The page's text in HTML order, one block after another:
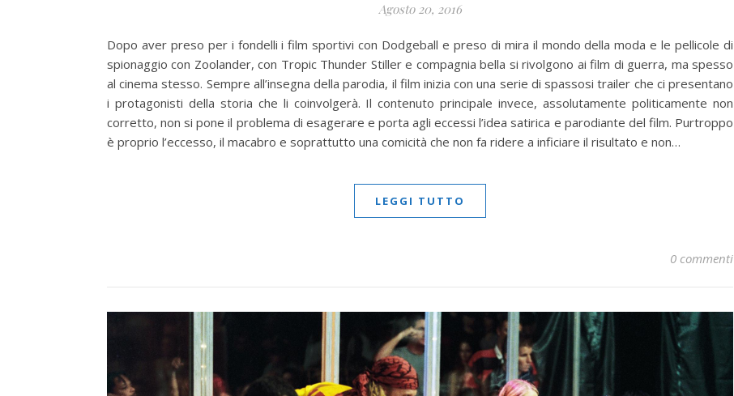
Agosto 20, 2016
Dopo aver preso per i fondelli i film sportivi con Dodgeball e preso di mira il mondo della moda e le pellicole di
spionaggio con Zoolander, con Tropic Thunder Stiller e compagnia bella si rivolgono ai film di guerra, ma spesso
al cinema stesso. Sempre all’insegna della parodia, il film inizia con una serie di spassosi trailer che ci presentano
i protagonisti della storia che li coinvolgerà. Il contenuto principale invece, assolutamente politicamente non
corretto, non si pone il problema di esagerare e porta agli eccessi l’idea satirica e parodiante del film. Purtroppo
è proprio l’eccesso, il macabro e soprattutto una comicità che non fa ridere a inficiare il risultato e non…
LEGGI TUTTO
0 commenti